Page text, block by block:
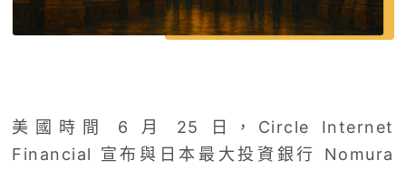
美國時間 6 月 25 日，Circle Internet
Financial 宣布與日本最大投資銀行 Nomura